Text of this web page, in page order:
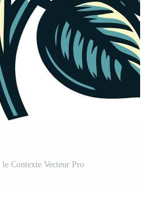
le Contexte Vecteur Pro